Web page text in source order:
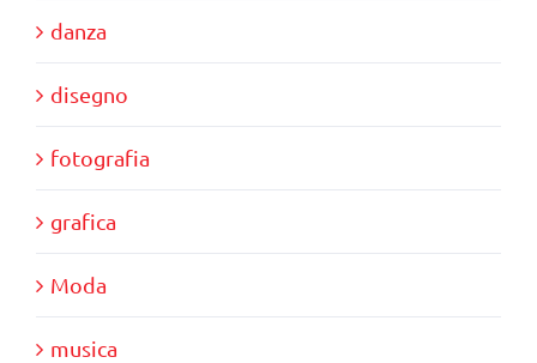
danza
disegno
fotografia
grafica
Moda
musica